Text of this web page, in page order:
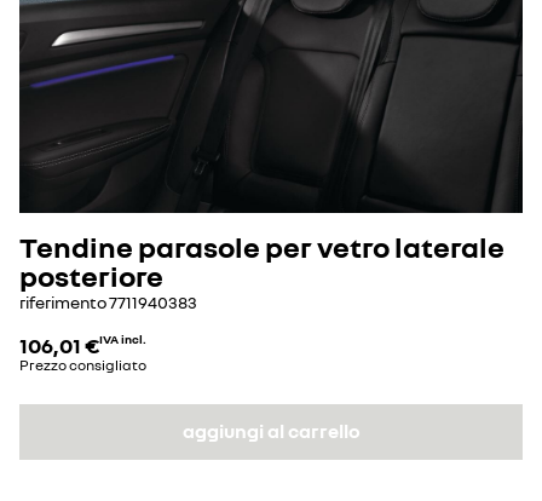
Tendine parasole per vetro laterale
posteriore
riferimento7711940383
106,01 €IVA incl.
Prezzo consigliato
aggiungi al carrello